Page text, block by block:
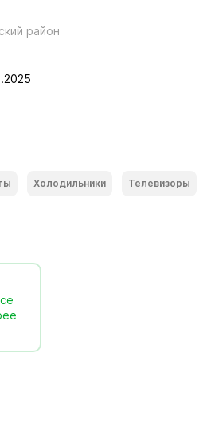
район
Холодильники Телевизоры